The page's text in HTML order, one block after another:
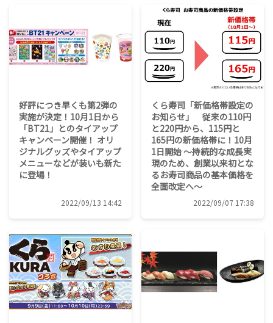
好評につき早くも第2弾の
実施が決定！10月1日から
「BT21」とのタイアップ
キャンペーン開催！ オリ
ジナルグッズやタイアップ
メニューなどが装いも新た
に登場！
2022/09/13 14:42
くら寿司「新価格帯設定の
お知らせ」 従来の110円
と220円から、115円と
165円の新価格帯に！10月
1日開始 ～持続的な成長実
現のため、創業以来初とな
るお寿司商品の基本価格を
全面改定へ～
2022/09/07 17:38